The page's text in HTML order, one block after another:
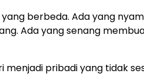
berbeda. Ada yang
Ada yang senang
pribadi yang tidak